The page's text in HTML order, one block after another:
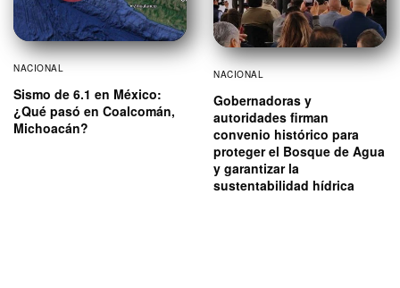
NACIONAL
Sismo de 6.1 en México:
¿Qué pasó en Coalcomán,
Michoacán?
NACIONAL
Gobernadoras y
autoridades firman
convenio histórico para
proteger el Bosque de Agua
y garantizar la
sustentabilidad hídrica